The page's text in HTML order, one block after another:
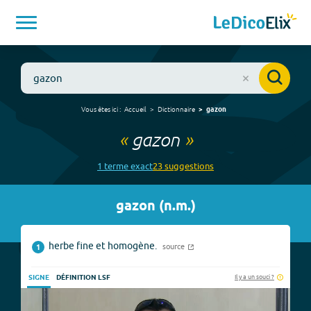
Vous êtes ici : Accueil Dictionnaire gazon
« gazon»
1 termeexact23suggestions
gazon (n.m.)
1 herbe fine et homogène. source
SIGNE DÉFINITION LSF Il y a un souci ?